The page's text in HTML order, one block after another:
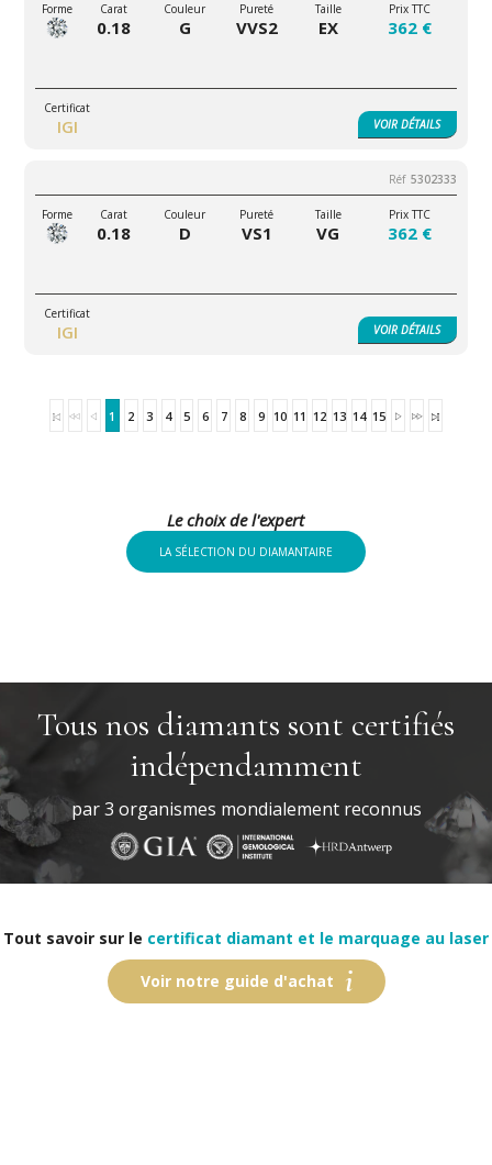
0.18 G VVS2 EX
IGI
362 €
VOIRDÉTAILS
5302333
0.18 D VS1 VG
IGI
362 €
VOIRDÉTAILS
1 2 3 4 5 6 7 8 9 10 11 12 13 14 15
Le choix de l'expert
LA SÉLECTION DU DIAMANTAIRE
Tous nos diamants sont certifiés
indépendamment
par 3 organismes mondialement reconnus
Tout savoir sur le certificat diamant et le marquage au laser
Voir notre guide d'achat